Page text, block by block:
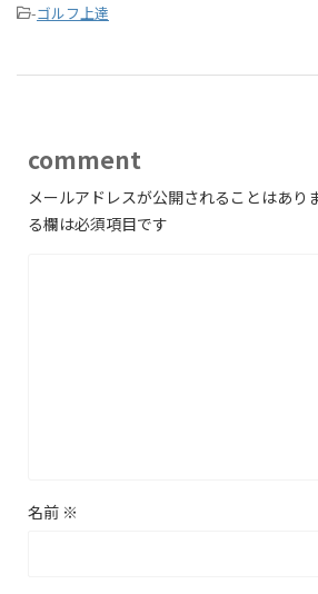
-ゴルフ上達
comment
メールアドレスが公開されることはあり
る欄は必須項目です
名前 ※